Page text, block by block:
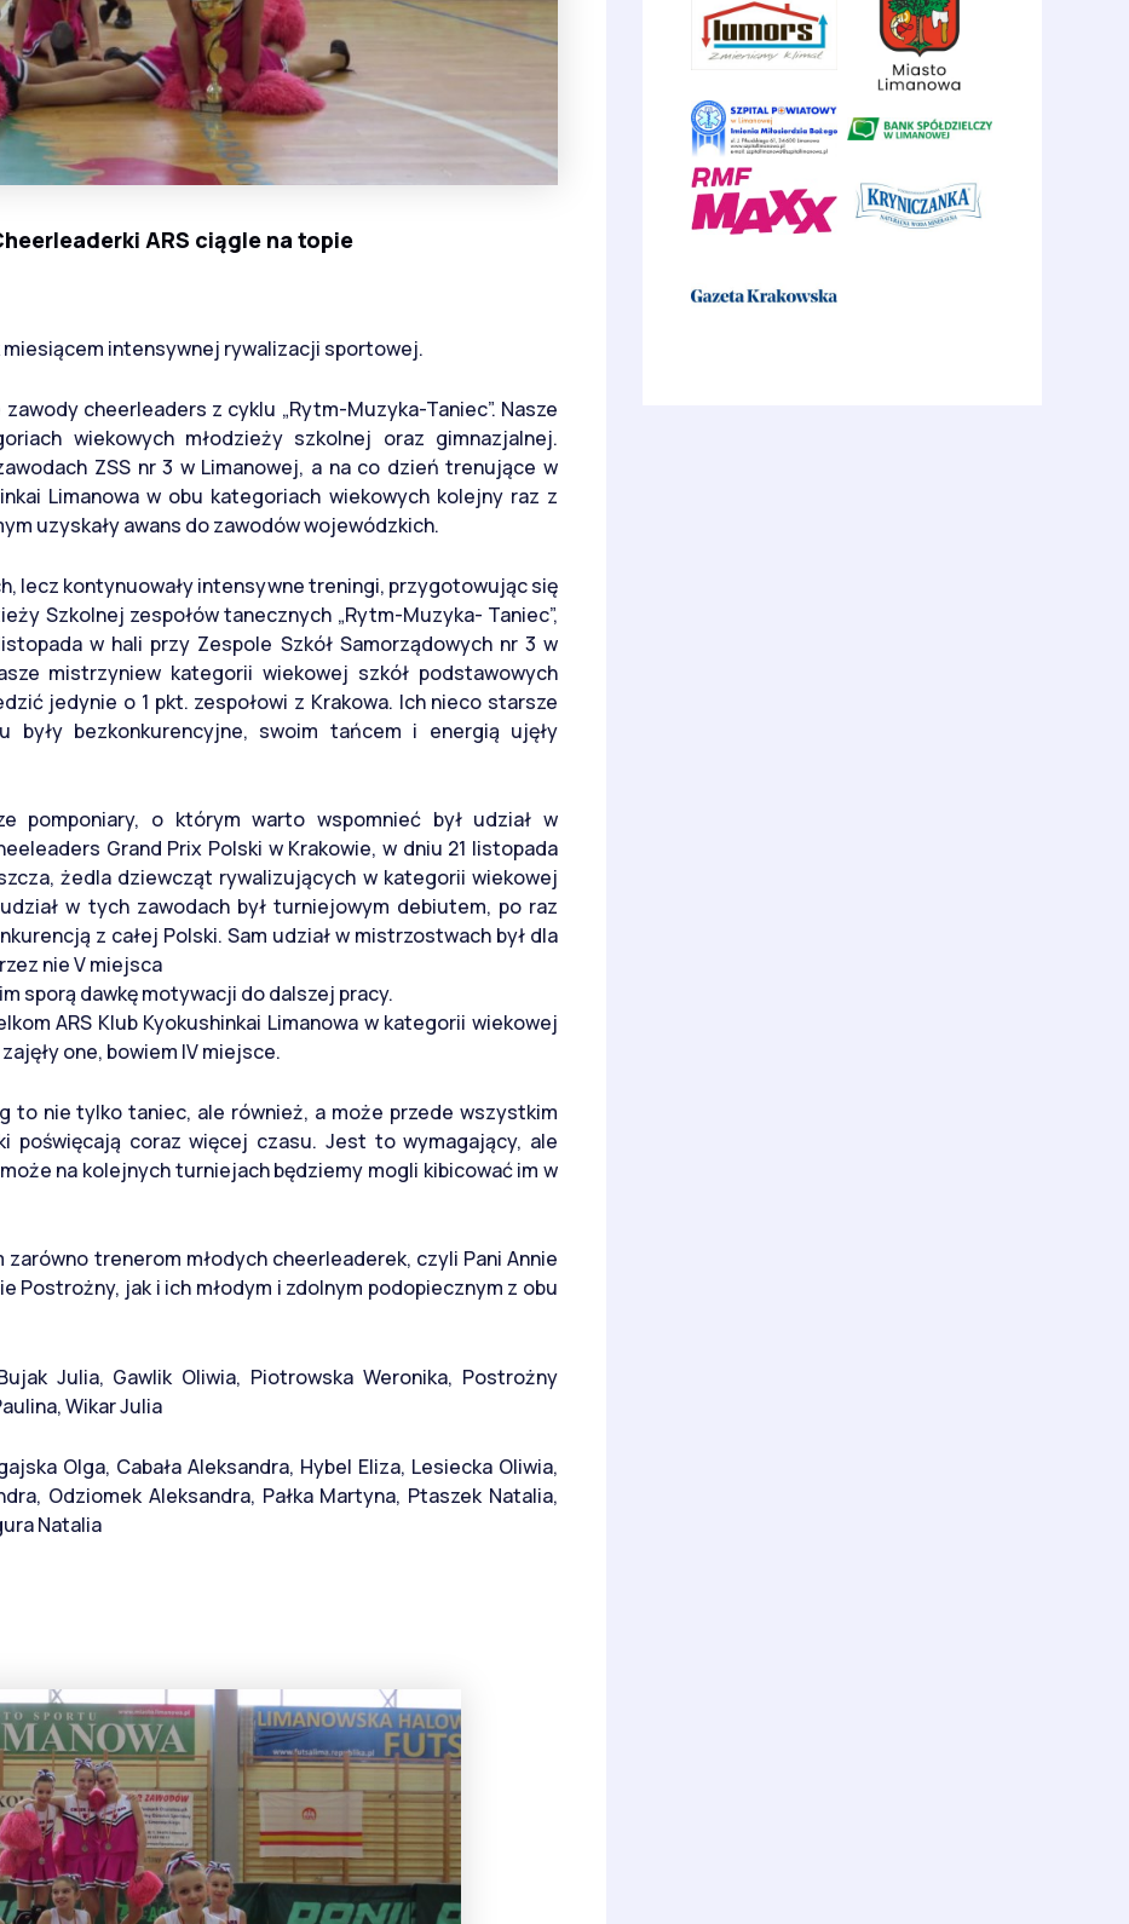
ARS ciągle na topie
intensywnej rywalizacji sportowej.
cheerleaders z cyklu „Rytm-Muzyka-Taniec”. Nasze
wiekowych młodzieży szkolnej oraz gimnazjalnej.
ZSS nr 3 w Limanowej, a na co dzień trenujące w
Limanowa w obu kategoriach wiekowych kolejny raz z
uzyskały awans do zawodów wojewódzkich.
lecz kontynuowały intensywne treningi, przygotowując się
Szkolnej zespołów tanecznych „Rytm-Muzyka- Taniec”,
w hali przy Zespole Szkół Samorządowych nr 3 w
mistrzyniew kategorii wiekowej szkół podstawowych
jedynie o 1 pkt. zespołowi z Krakowa. Ich nieco starsze
były bezkonkurencyjne, swoim tańcem i energią ujęły
pomponiary, o którym warto wspomnieć był udział w
Grand Prix Polski w Krakowie, w dniu 21 listopada
żedla dziewcząt rywalizujących w kategorii wiekowej
w tych zawodach był turniejowym debiutem, po raz
z całej Polski. Sam udział w mistrzostwach był dla
nie V miejsca
sporą dawkę motywacji do dalszej pracy.
ARS Klub Kyokushinkai Limanowa w kategorii wiekowej
one, bowiem IV miejsce.
to nie tylko taniec, ale również, a może przede wszystkim
poświęcają coraz więcej czasu. Jest to wymagający, ale
na kolejnych turniejach będziemy mogli kibicować im w
trenerom młodych cheerleaderek, czyli Pani Annie
Postrożny, jak i ich młodym i zdolnym podopiecznym z obu
Julia, Gawlik Oliwia, Piotrowska Weronika, Postrożny
Wikar Julia
Olga, Cabała Aleksandra, Hybel Eliza, Lesiecka Oliwia,
Odziomek Aleksandra, Pałka Martyna, Ptaszek Natalia,
Natalia